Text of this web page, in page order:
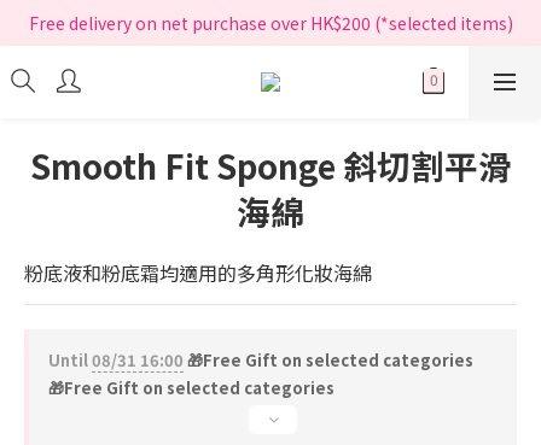
指定正價產品買滿$200享免運費
Free delivery on net purchase over HK$200 (*selected items)
指定正價產品買滿$200享免運費
Smooth Fit Sponge 斜切割平滑
海綿
粉底液和粉底霜均適用的多角形化妝海綿
Until08/31 16:00 🎁Free Gift on selected categories
🎁Free Gift on selected categories